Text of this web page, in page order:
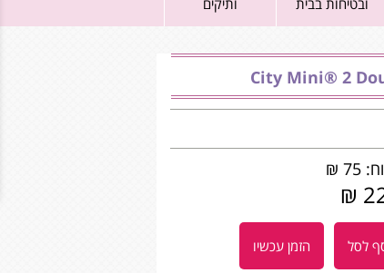
ובטיחות בבית
ותיקים
₪
לסל הזמן עכשיו